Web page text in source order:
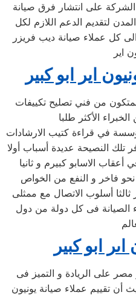
على انتشار فرق صيانة
لتقديم الدعم اللازم لكل
كل عملاء صيانة ديب فريزر
اير ابو كبير
من فني تصليح تكييفات
الأكثر طلبا
في قراءة كتيب الارشادات
تلك النصيحة عديدة أسباب أولا
الاسابو كبيرم و ثانيا
فاخر و النفع من الخواص
أسلوب الاتصال مع ممثلى
الصيانة فى كل دولة من دول
ابو كبير
مصر على الريادة و التميز فى
أن تقييم عملاء صيانة يونيون